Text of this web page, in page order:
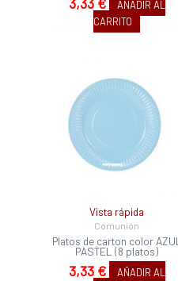
AÑADIR AL
CARRITO
Vista rápida
Comunión
Platos de carton color AZUL
PASTEL (8 platos)
3,33 €
AÑADIR AL